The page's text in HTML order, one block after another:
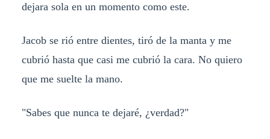
dejara sola en un momento como este.
Jacob se rió entre dientes, tiró de la manta y me
cubrió hasta que casi me cubrió la cara. No quiero
que me suelte la mano.
"Sabes que nunca te dejaré, ¿verdad?"